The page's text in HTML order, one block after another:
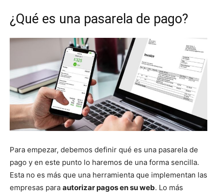
¿Qué es una pasarela de pago?
Para empezar, debemos definir qué es una pasarela de
pago y en este punto lo haremos de una forma sencilla.
Esta no es más que una herramienta que implementan las
empresas para autorizar pagos en su web. Lo más